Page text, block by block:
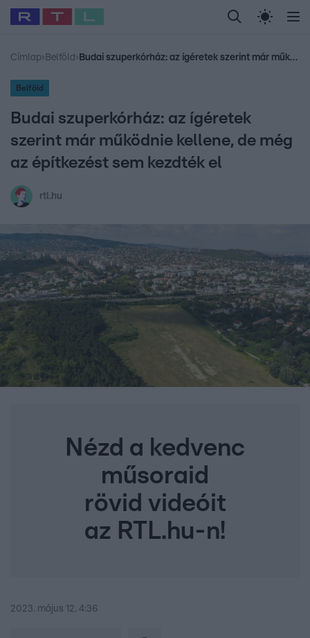
Legfrissebb RTL Híradó Randi Celeb vagyok,
Babits Marcella Most Wanted Gallusz
Címlap› Belföld › Budai szuperkórház: az ígéretek szerint már működnie kellene, de még az építkezést sem kezdték el
Belföld
Budai szuperkórház: az ígéretek
szerint már működnie kellene, de még
az építkezést sem kezdték el
rtl.hu
Nézd a kedvenc
műsoraid
rövid videóit
az RTL.hu-n!
2023. május 12. 4:36